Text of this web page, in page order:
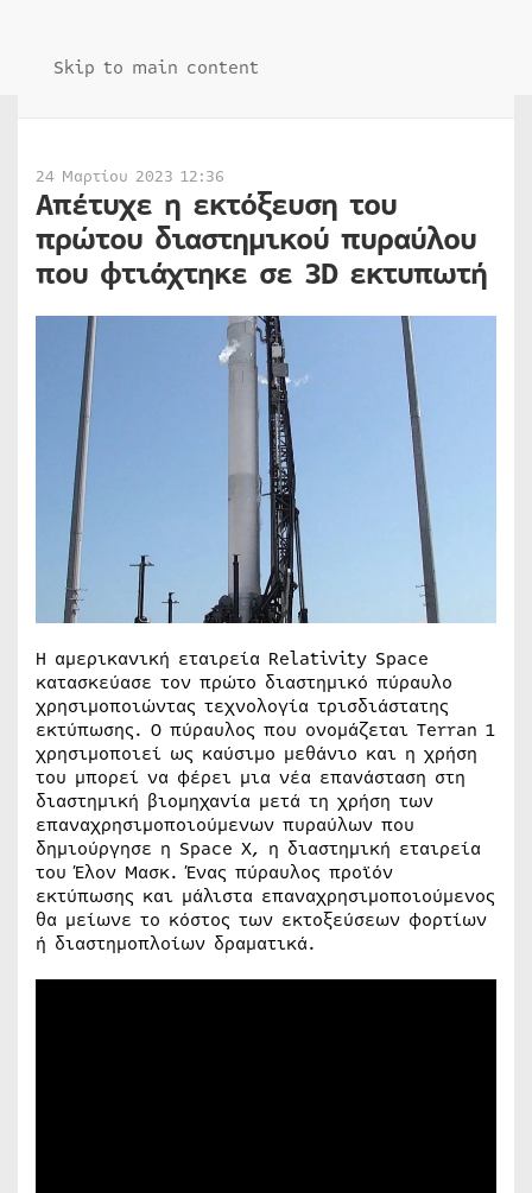
Skip to main content
24 Μαρτίου 2023 12:36
Απέτυχε η εκτόξευση του
πρώτου διαστημικού πυραύλου
που φτιάχτηκε σε 3D εκτυπωτή
Η αμερικανική εταιρεία Relativity Space
κατασκεύασε τον πρώτο διαστημικό πύραυλο
χρησιμοποιώντας τεχνολογία τρισδιάστατης
εκτύπωσης. Ο πύραυλος που ονομάζεται Terran 1
χρησιμοποιεί ως καύσιμο μεθάνιο και η χρήση
του μπορεί να φέρει μια νέα επανάσταση στη
διαστημική βιομηχανία μετά τη χρήση των
επαναχρησιμοποιούμενων πυραύλων που
δημιούργησε η Space X, η διαστημική εταιρεία
του Έλον Μασκ. Ένας πύραυλος προϊόν
εκτύπωσης και μάλιστα επαναχρησιμοποιούμενος
θα μείωνε το κόστος των εκτοξεύσεων φορτίων
ή διαστημοπλοίων δραματικά.